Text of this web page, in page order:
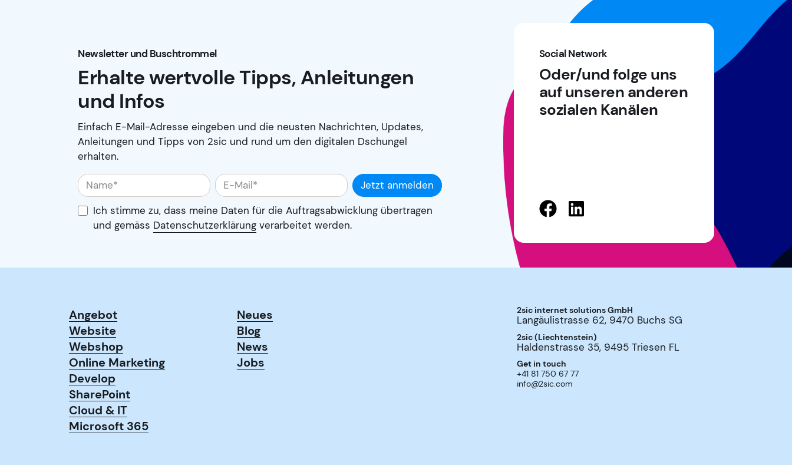
Newsletter und Buschtrommel
Erhalte wertvolle Tipps, Anleitungen
und Infos
Einfach E-Mail-Adresse eingeben und die neusten Nachrichten, Updates,
Anleitungen und Tipps von 2sic und rund um den digitalen Dschungel
erhalten.
Jetzt anmelden
Ich stimme zu, dass meine Daten für die Auftragsabwicklung übertragen
und gemäss Datenschutzerklärungverarbeitet werden.
Social Network
Oder/und folge uns
auf unseren anderen
sozialen Kanälen
Angebot
Website
Webshop
Online Marketing
Develop
SharePoint
Cloud & IT
Microsoft 365
Neues
Blog
News
Jobs
2sic internet solutions GmbH
Langäulistrasse 62, 9470 Buchs SG
2sic (Liechtenstein)
Haldenstrasse 35, 9495 Triesen FL
Get in touch
+41 81 750 67 77
info@2sic.com